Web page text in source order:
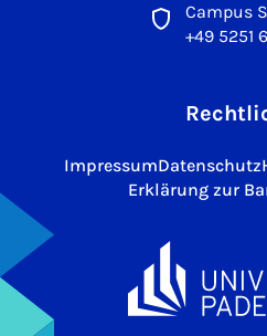
Campus
+49 5251
ImpressumDatenschutz
Erklärung zur